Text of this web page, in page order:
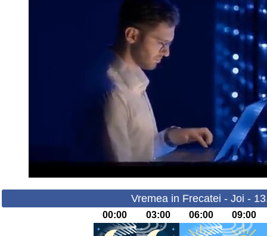
Vremea in Frecatei - Joi -
00:00 03:00 06:00 09:00